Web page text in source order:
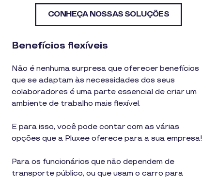
CONHEÇA NOSSAS SOLUÇÕES
Benefícios flexíveis
Não é nenhuma surpresa que oferecer benefícios
que se adaptam às necessidades dos seus
colaboradores é uma parte essencial de criar um
ambiente de trabalho mais flexível.
E para isso, você pode contar com as várias
opções que a Pluxee oferece para a sua empresa!
Para os funcionários que não dependem de
transporte público, ou que usam o carro para